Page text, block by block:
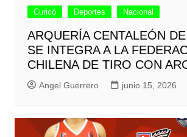
Curicó Deportes Nacional
ARQUERÍA CENTALEÓN
SE INTEGRA A LA
CHILENA DE TIRO CON
Angel Guerrero junio 15, 2026